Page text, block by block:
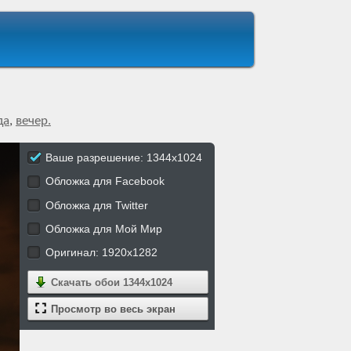
, вечер.
Ваше разрешение: 1344x1024
Обложка для Facebook
Обложка для Twitter
Обложка для Мой Мир
Оригинал: 1920x1282
Скачать обои 1344x1024
Просмотр во весь экран